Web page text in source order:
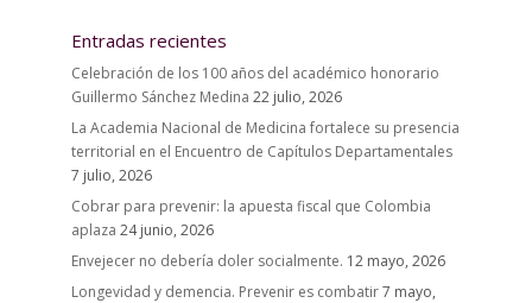
Entradas recientes
Celebración de los 100 años del académico honorario
Guillermo Sánchez Medina 22 julio, 2026
La Academia Nacional de Medicina fortalece su presencia
territorial en el Encuentro de Capítulos Departamentales
7 julio, 2026
Cobrar para prevenir: la apuesta fiscal que Colombia
aplaza 24 junio, 2026
Envejecer no debería doler socialmente. 12 mayo, 2026
Longevidad y demencia. Prevenir es combatir7 mayo,